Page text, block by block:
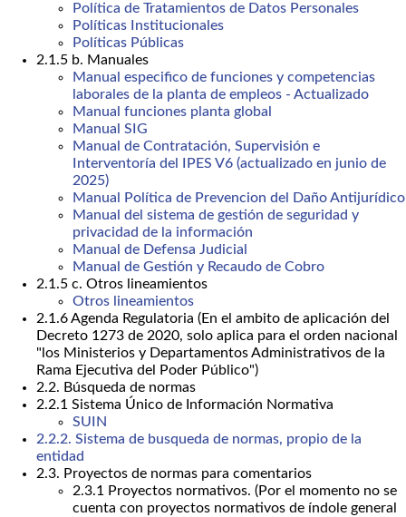
Política de Tratamientos de Datos Personales
Políticas Institucionales
Políticas Públicas
2.1.5 b. Manuales
Manual especifico de funciones y competencias
laborales de la planta de empleos - Actualizado
Manual funciones planta global
Manual SIG
Manual de Contratación, Supervisión e
Interventoría del IPES V6 (actualizado en junio de
2025)
Manual Política de Prevencion del Daño Antijurídico
Manual del sistema de gestión de seguridad y
privacidad de la información
Manual de Defensa Judicial
Manual de Gestión y Recaudo de Cobro
2.1.5 c. Otros lineamientos
Otros lineamientos
2.1.6 Agenda Regulatoria (En el ambito de aplicación del
Decreto 1273 de 2020, solo aplica para el orden nacional
"los Ministerios y Departamentos Administrativos de la
Rama Ejecutiva del Poder Público")
2.2. Búsqueda de normas
2.2.1 Sistema Único de Información Normativa
SUIN
2.2.2. Sistema de busqueda de normas, propio de la
entidad
2.3. Proyectos de normas para comentarios
2.3.1 Proyectos normativos. (Por el momento no se
cuenta con proyectos normativos de índole general